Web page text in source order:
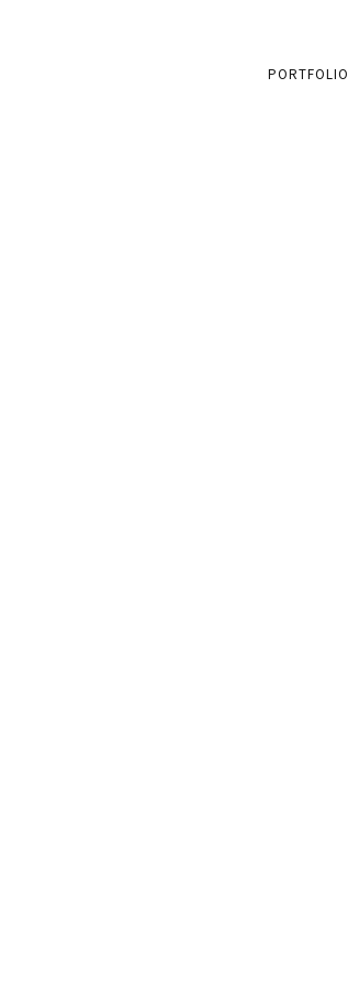
PORTFOLIO